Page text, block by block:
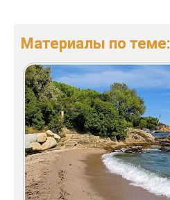
Материалы по теме: